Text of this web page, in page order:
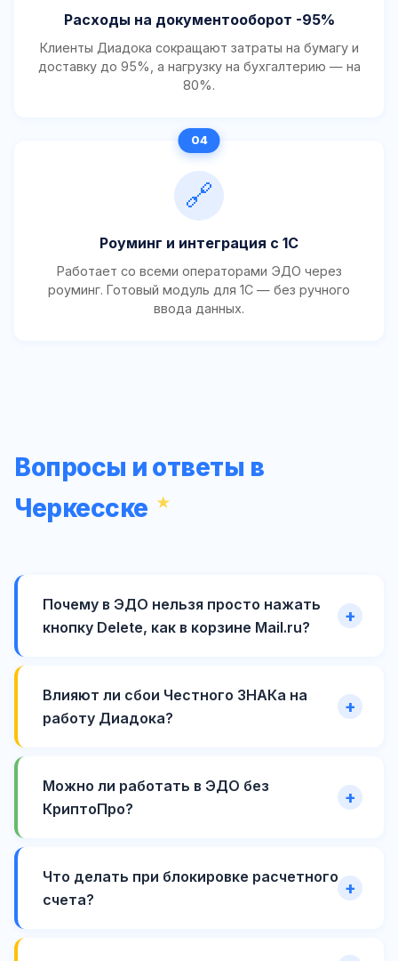
Расходы на документооборот -95%
Клиенты Диадока сокращают затраты на бумагу и
доставку до 95%, а нагрузку на бухгалтерию — на
80%.
🔗
Роуминг и интеграция с 1С
Работает со всеми операторами ЭДО через
роуминг. Готовый модуль для 1С — без ручного
ввода данных.
Вопросы и ответы в
Черкесске
Почему в ЭДО нельзя просто нажать
кнопку Delete, как в корзине Mail.ru?
Влияют ли сбои Честного ЗНАКа на
работу Диадока?
Можно ли работать в ЭДО без
КриптоПро?
Что делать при блокировке расчетного
счета?